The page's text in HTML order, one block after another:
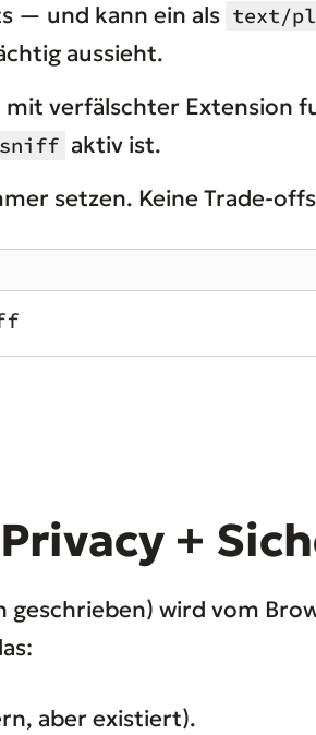
— und kann ein als text/
aussieht.
mit verfälschter
aktiv ist.
setzen. Keine Trade-
+
geschrieben) wird vom
aber existiert).